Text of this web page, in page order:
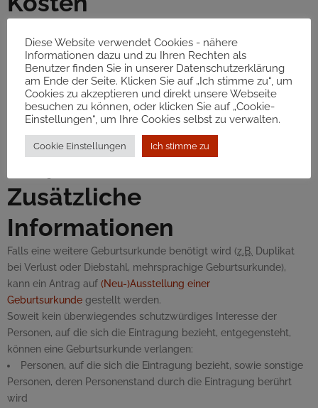
Ab dem 2. Lebensjahr: 13,10 Euro
Hinweis:
Für dieErstausstellung von zwei
Geburtsurkunden/internationalen Geburtsurkunden für ein Kind
fallenkeine Gebührenan, sofern diese Dokumenteinnerhalb von
zwei Jahren ab Geburt des Kindesausgestellt werden (d.h.
zum 2. Geburtstag). Bei Zusendung der Geburtsurkunde
entstehen in der Regel Kosten. Erkundigen Sie sich bitte beim
Zusätzliche
Informationen
Falls eine weitere Geburtsurkunde benötigt wird (z.B. Duplikat
bei Verlust oder Diebstahl, mehrsprachige Geburtsurkunde),
kann ein Antrag auf (Neu-)Ausstellung einer
Geburtsurkunde gestellt werden.
Soweit kein überwiegendes schutzwürdiges Interesse der
Personen, auf die sich die Eintragung bezieht, entgegensteht,
können eine Geburtsurkunde verlangen:
Personen, auf die sich die Eintragung bezieht, sowie sonstige
Personen, deren Personenstand durch die Eintragung berührt
wird
Diese Website verwendet Cookies - nähere
Informationen dazu und zu Ihren Rechten als
Benutzer finden Sie in unserer Datenschutzerklärung
am Ende der Seite. Klicken Sie auf „Ich stimme zu“, um
Cookies zu akzeptieren und direkt unsere Webseite
besuchen zu können, oder klicken Sie auf „Cookie-
Einstellungen“, um Ihre Cookies selbst zu verwalten.
Cookie Einstellungen Ich stimme zu